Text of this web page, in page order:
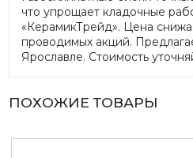
что упрощает кладочные
«КерамикТрейд». Цена
проводимых акций.
Ярославле. Стоимость
ПОХОЖИЕ ТОВАРЫ